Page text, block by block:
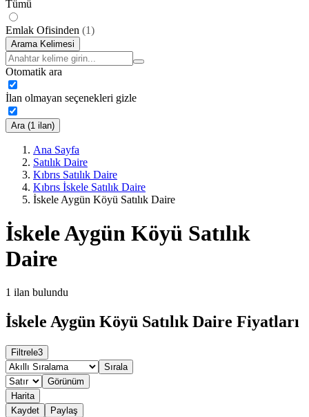
Tümü
Emlak Ofisinden (1)
Arama Kelimesi
Otomatik ara
İlan olmayan seçenekleri gizle
Ara (1 ilan)
Ana Sayfa
Satılık Daire
Kıbrıs Satılık Daire
Kıbrıs İskele Satılık Daire
İskele Aygün Köyü Satılık Daire
İskele Aygün Köyü Satılık
Daire
1 ilan bulundu
İskele Aygün Köyü Satılık Daire Fiyatları
Filtrele3
Sırala
Görünüm
Harita
Kaydet
Paylaş